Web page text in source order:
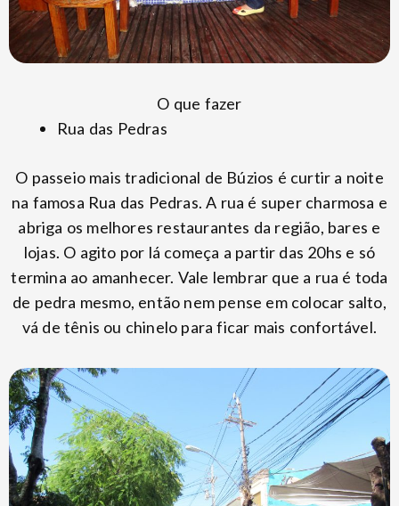
O que fazer
Rua das Pedras
O passeio mais tradicional de Búzios é curtir a noite
na famosa Rua das Pedras. A rua é super charmosa e
abriga os melhores restaurantes da região, bares e
lojas. O agito por lá começa a partir das 20hs e só
termina ao amanhecer. Vale lembrar que a rua é toda
de pedra mesmo, então nem pense em colocar salto,
vá de tênis ou chinelo para ficar mais confortável.